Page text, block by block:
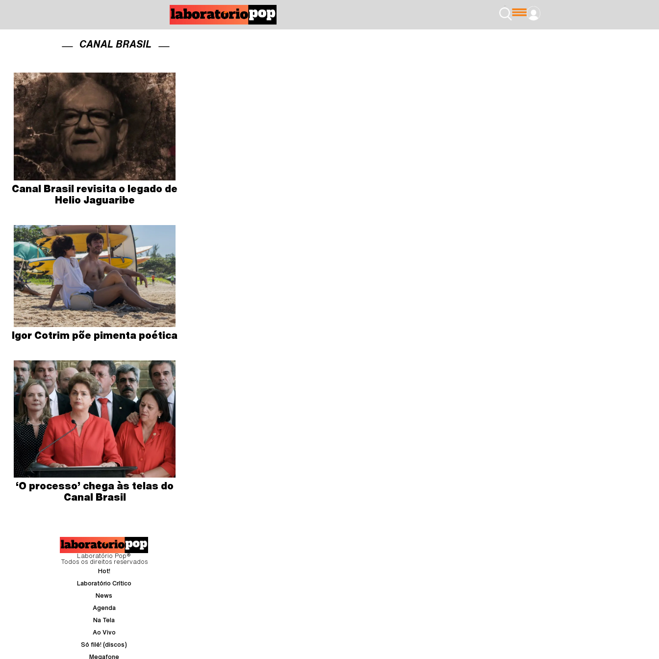
CANAL BRASIL
Canal Brasil revisita o legado de
Helio Jaguaribe
Igor Cotrim põe pimenta poética
‘O processo’ chega às telas do
Canal Brasil
Laboratório Pop®
Todos os direitos reservados
Hot!
Laboratório Crítico
News
Agenda
Na Tela
Ao Vivo
Só filé! (discos)
Megafone